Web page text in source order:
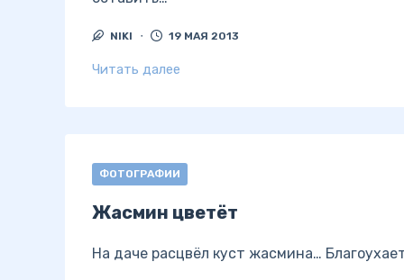
NIKI 19 МАЯ 2013
Читать далее
ФОТОГРАФИИ
Жасмин цветёт
На даче расцвёл куст жасмина…